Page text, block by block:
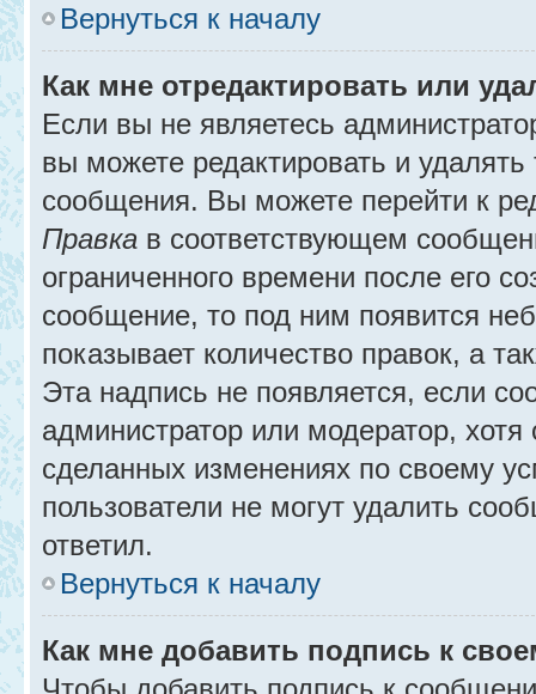
Вернуться к началу
Как мне отредактировать или
Если вы не являетесь
вы можете редактировать и
сообщения. Вы можете перейти к
Правка в соответствующем
ограниченного времени после его
сообщение, то под ним появится
показывает количество правок, а
Эта надпись не появляется, если
администратор или модератор,
сделанных изменениях по своему
пользователи не могут удалить
ответил.
Вернуться к началу
Как мне добавить подпись к